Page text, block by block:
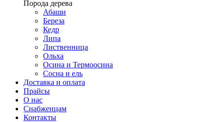
Порода дерева
Абаши
Береза
Кедр
Липа
Лиственница
Ольха
Осина и Термоосина
Сосна и ель
Доставка и оплата
Прайсы
О нас
Снабженцам
Контакты